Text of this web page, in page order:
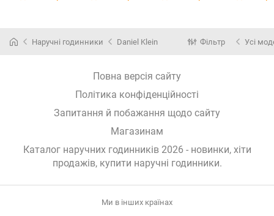
Наручні годинники Daniel Klein Фільтр Усі
Повна версія сайту
Політика конфіденційності
Запитання й побажання щодо сайту
Магазинам
Каталог наручних годинників 2026 - новинки, хіти
продажів, купити наручні годинники.
Ми в інших країнах